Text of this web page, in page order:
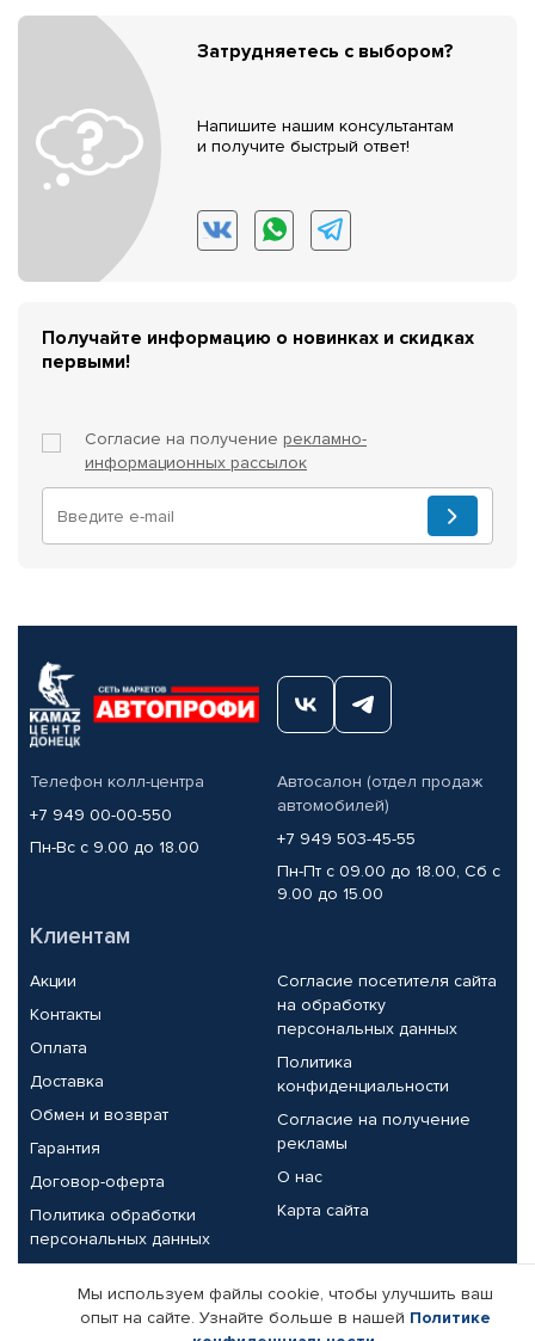
Затрудняетесь с выбором?
Напишите нашим консультантам
и получите быстрый ответ!
Получайте информацию о новинках и скидках
первыми!
Согласие на получение рекламно-
информационных рассылок
Телефон колл-центра
+7 949 00-00-550
Пн-Вс с 9.00 до 18.00
Автосалон (отдел продаж
автомобилей)
+7 949 503-45-55
Пн-Пт с 09.00 до 18.00, Сб с
9.00 до 15.00
Клиентам
Акции
Контакты
Оплата
Доставка
Обмен и возврат
Гарантия
Договор-оферта
Политика обработки
персональных данных
Согласие посетителя сайта
на обработку
персональных данных
Политика
конфиденциальности
Согласие на получение
рекламы
О нас
Карта сайта
Партнерам
Корпоративным клиентам Реквизиты компании
Мы используем файлы cookie, чтобы улучшить ваш
опыт на сайте. Узнайте больше в нашей Политике